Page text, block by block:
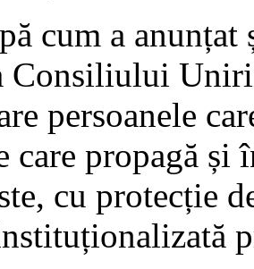
cum a
Consiliului
persoanele
care propagă și
cu protecție